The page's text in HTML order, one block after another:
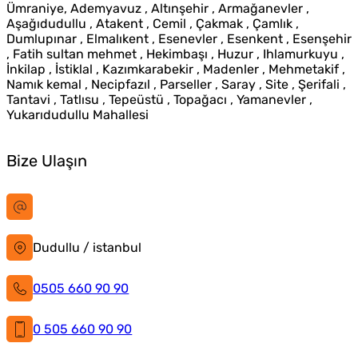
Ümraniye, Ademyavuz , Altınşehir , Armağanevler ,
Aşağıdudullu , Atakent , Cemil , Çakmak , Çamlık ,
Dumlupınar , Elmalıkent , Esenevler , Esenkent , Esenşehir
, Fatih sultan mehmet , Hekimbaşı , Huzur , Ihlamurkuyu ,
İnkilap , İstiklal , Kazımkarabekir , Madenler , Mehmetakif ,
Namık kemal , Necipfazıl , Parseller , Saray , Site , Şerifali ,
Tantavi , Tatlısu , Tepeüstü , Topağacı , Yamanevler ,
Yukarıdudullu Mahallesi
Bize Ulaşın
Dudullu / istanbul
0505 660 90 90
0 505 660 90 90